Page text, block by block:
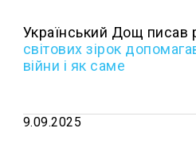
Український Дощ писав
світових зірок
війни і як саме
9.09.2025